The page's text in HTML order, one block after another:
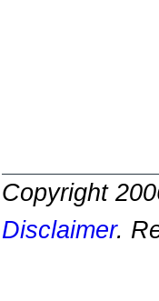
Copyright
Disclaimer.